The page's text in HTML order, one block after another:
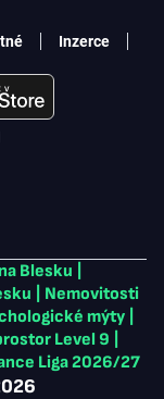
Blesku
Nemovitosti
mýty
Level 9
Liga 2026/27
Inzerce